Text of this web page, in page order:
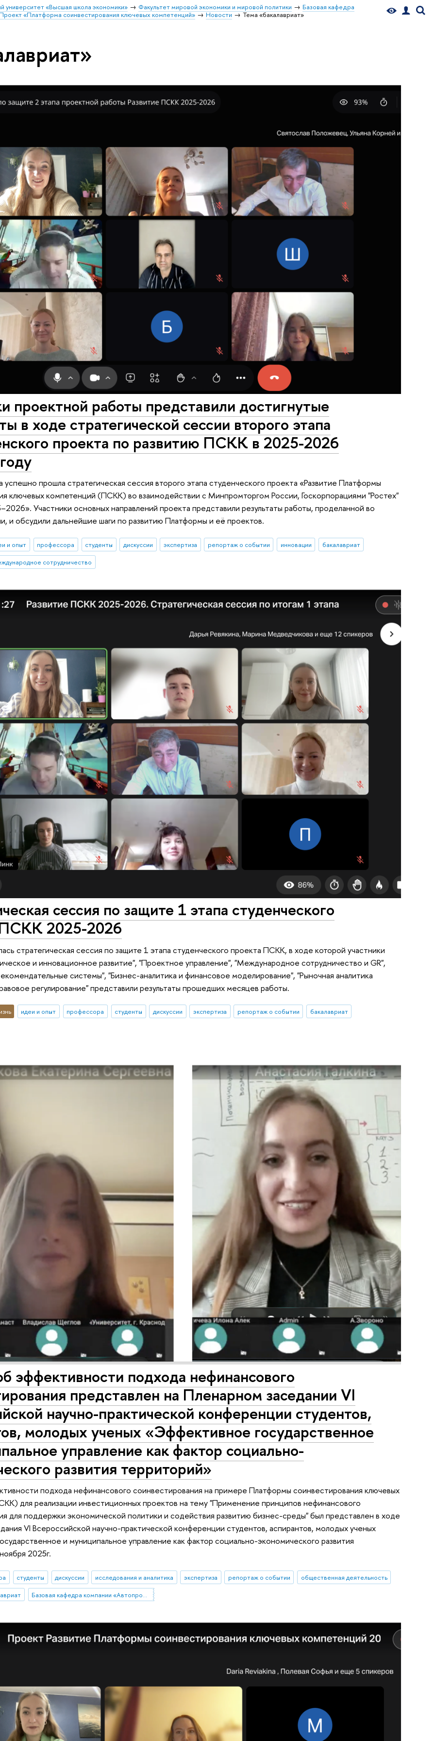
университет «Высшая школа экономики» Факультет мировой экономики и мировой политики
Базовая кафедра
«Платформа соинвестирования ключевых компетенций»
Новости Тема «бакалавриат»
проектной работы представили достигнутые
в ходе стратегической сессии второго этапа
проекта по развитию ПСКК в 2025-2026
прошла стратегическая сессия второго этапа студенческого проекта «Развитие Платформы
ключевых компетенций (ПСКК) во взаимодействии с Минпромторгом России, Госкорпорациями "Ростех"
Участники основных направлений проекта представили результаты работы, проделанной во
и обсудили дальнейшие шаги по развитию Платформы и её проектов.
и опыт профессора студенты дискуссии экспертиза репортаж о событии инновации
бакалавриат
сотрудничество
сессия по защите 1 этапа студенческого
2025-2026
стратегическая сессия по защите 1 этапа студенческого проекта ПСКК, в ходе которой участники
и инновационное развитие", "Проектное управление", "Международное сотрудничество и GR",
системы", "Бизнес-аналитика и финансовое моделирование", "Рыночная аналитика
регулирование" представили результаты прошедших месяцев работы.
идеи и опыт профессора студенты дискуссии экспертиза репортаж о событии бакалавриат
эффективности подхода нефинансового
представлен на Пленарном заседании VI
научно-практической конференции студентов,
молодых ученых «Эффективное государственное
управление как фактор социально-
развития территорий»
подхода нефинансового соинвестирования на примере Платформы соинвестирования ключевых
для реализации инвестиционных проектов на тему "Применение принципов нефинансового
для поддержки экономической политики и содействия развитию бизнес-среды" был представлен в ходе
VI Всероссийской научно-практической конференции студентов, аспирантов, молодых ученых
и муниципальное управление как фактор социально-экономического развития
2025г.
студенты дискуссии исследования и аналитика экспертиза репортаж о событии
общественная деятельность